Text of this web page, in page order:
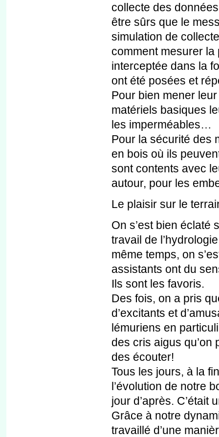
collecte des
être sûrs que le
simulation de
comment mesurer la
interceptée dans la
ont été posées et
Pour bien mener
matériels basiques
les imperméables…
Pour la sécurité des
en bois où ils
sont contents avec
autour, pour les
Le plaisir sur le
On s’est bien éclaté
travail de
même temps, on
assistants ont du
Ils sont les favoris.
Des fois, on a pris
d’excitants et
lémuriens en
des cris aigus qu’on
des écouter!
Tous les jours, à la
l’évolution de notre
jour d’après. C’était
Grâce à notre
travaillé d’une